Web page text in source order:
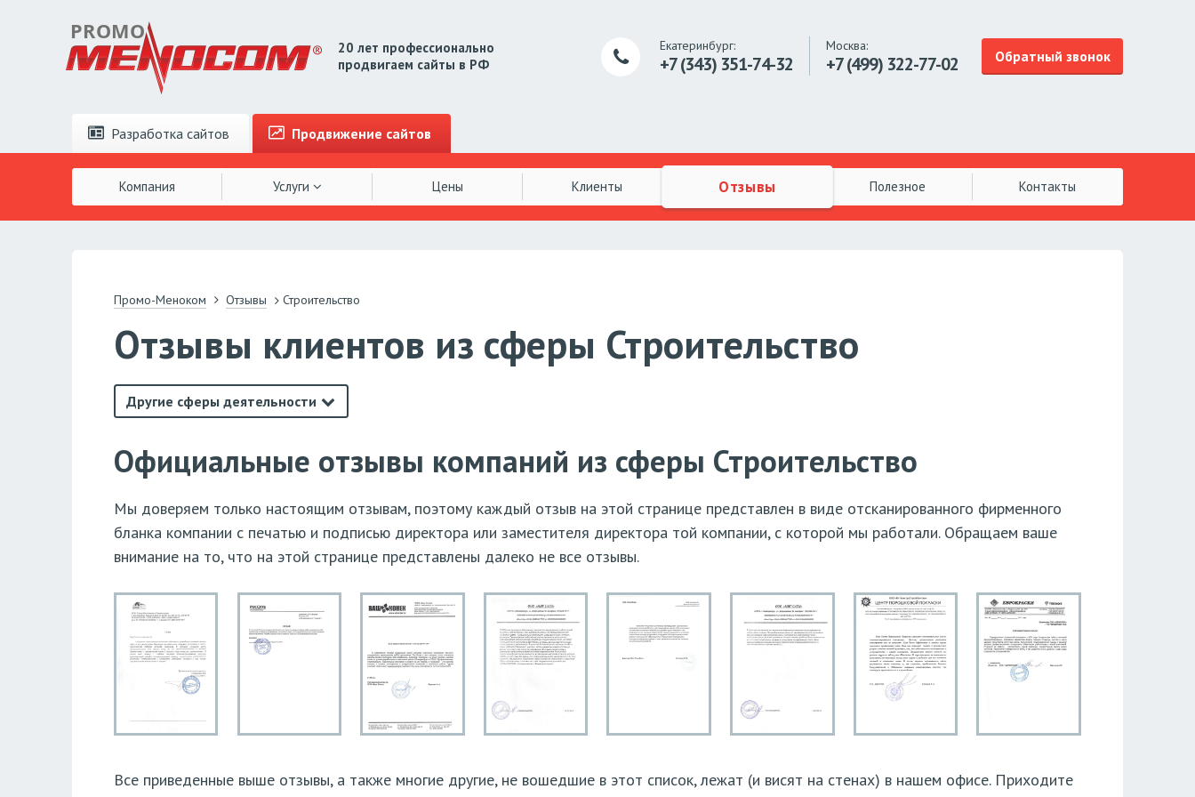
20 лет профессионально
продвигаем сайты в РФ
Екатеринбург:
+7 (343) 351-74-32
Москва:
+7 (499) 322-77-02 Обратный звонок
Разработкасайтов Продвижение сайтов
Компания Услуги Цены Клиенты Отзывы Полезное Контакты
Промо-Меноком Отзывы Строительство
Отзывы клиентов из сферы Строительство
Другие сферы деятельности
Официальные отзывы компаний из сферы Строительство
Мы доверяем только настоящим отзывам, поэтому каждый отзыв на этой странице представлен в виде отсканированного фирменного
бланка компании с печатью и подписью директора или заместителя директора той компании, с которой мы работали. Обращаем ваше
внимание на то, что на этой странице представлены далеко не все отзывы.
Все приведенные выше отзывы, а также многие другие, не вошедшие в этот список, лежат (и висят на стенах) в нашем офисе. Приходите